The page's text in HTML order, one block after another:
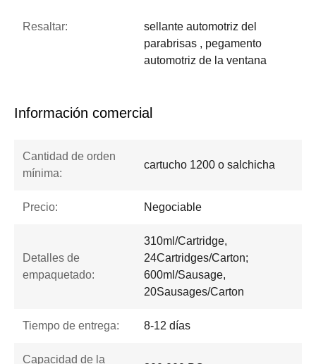
Resaltar:
sellante automotriz del
parabrisas , pegamento
automotriz de la ventana
Información comercial
Cantidad de orden
mínima:
cartucho 1200 o salchicha
Precio: Negociable
Detalles de
empaquetado:
310ml/Cartridge,
24Cartridges/Carton;
600ml/Sausage,
20Sausages/Carton
Tiempo de entrega: 8-12 días
Capacidad de la